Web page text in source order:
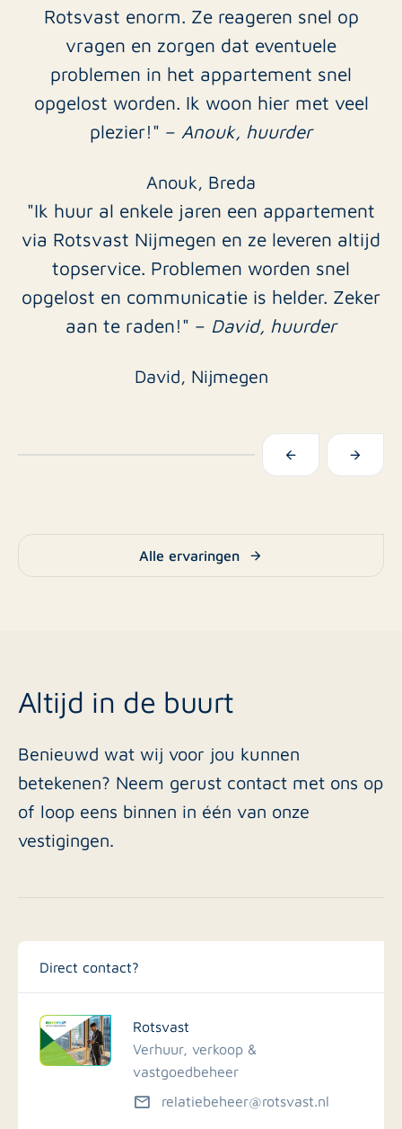
Rotsvast enorm. Ze reageren snel op
vragen en zorgen dat eventuele
problemen in het appartement snel
opgelost worden. Ik woon hier met veel
plezier!" – Anouk, huurder
Anouk, Breda
"Ik huur al enkele jaren een appartement
via Rotsvast Nijmegen en ze leveren altijd
topservice. Problemen worden snel
opgelost en communicatie is helder. Zeker
aan te raden!" – David, huurder
David, Nijmegen
Alle ervaringen
Altijd in de buurt
Benieuwd wat wij voor jou kunnen
betekenen? Neem gerust contact met ons op
of loop eens binnen in één van onze
vestigingen.
Direct contact?
Rotsvast
Verhuur, verkoop &
vastgoedbeheer
relatiebeheer@rotsvast.nl